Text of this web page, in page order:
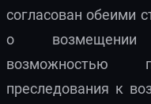
согласован обеими
о возмещении
возможностью
преследования к